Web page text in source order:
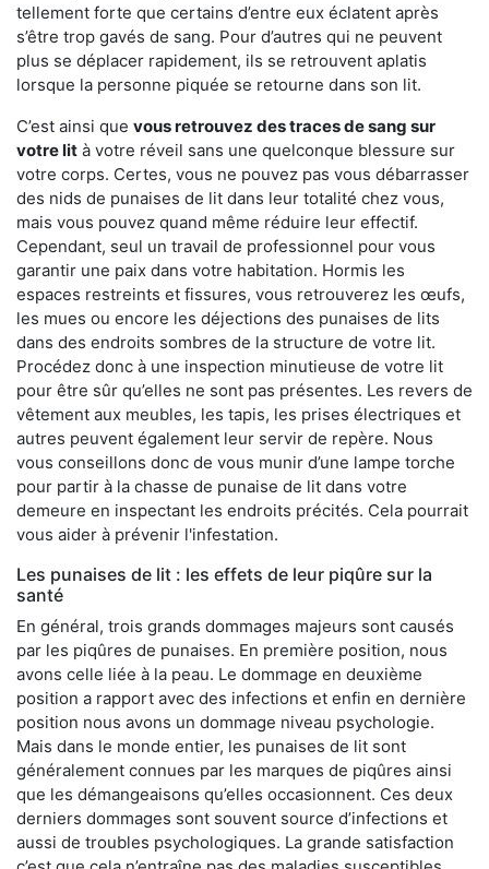
tellement forte que certains d’entre eux éclatent après
s’être trop gavés de sang. Pour d’autres qui ne peuvent
plus se déplacer rapidement, ils se retrouvent aplatis
lorsque la personne piquée se retourne dans son lit.
C’est ainsi que vous retrouvez des traces de sang sur
votre lit à votre réveil sans une quelconque blessure sur
votre corps. Certes, vous ne pouvez pas vous débarrasser
des nids de punaises de lit dans leur totalité chez vous,
mais vous pouvez quand même réduire leur effectif.
Cependant, seul un travail de professionnel pour vous
garantir une paix dans votre habitation. Hormis les
espaces restreints et fissures, vous retrouverez les œufs,
les mues ou encore les déjections des punaises de lits
dans des endroits sombres de la structure de votre lit.
Procédez donc à une inspection minutieuse de votre lit
pour être sûr qu’elles ne sont pas présentes. Les revers de
vêtement aux meubles, les tapis, les prises électriques et
autres peuvent également leur servir de repère. Nous
vous conseillons donc de vous munir d’une lampe torche
pour partir à la chasse de punaise de lit dans votre
demeure en inspectant les endroits précités. Cela pourrait
vous aider à prévenir l'infestation.
Les punaises de lit : les effets de leur piqûre sur la
santé
En général, trois grands dommages majeurs sont causés
par les piqûres de punaises. En première position, nous
avons celle liée à la peau. Le dommage en deuxième
position a rapport avec des infections et enfin en dernière
position nous avons un dommage niveau psychologie.
Mais dans le monde entier, les punaises de lit sont
généralement connues par les marques de piqûres ainsi
que les démangeaisons qu’elles occasionnent. Ces deux
derniers dommages sont souvent source d’infections et
aussi de troubles psychologiques. La grande satisfaction